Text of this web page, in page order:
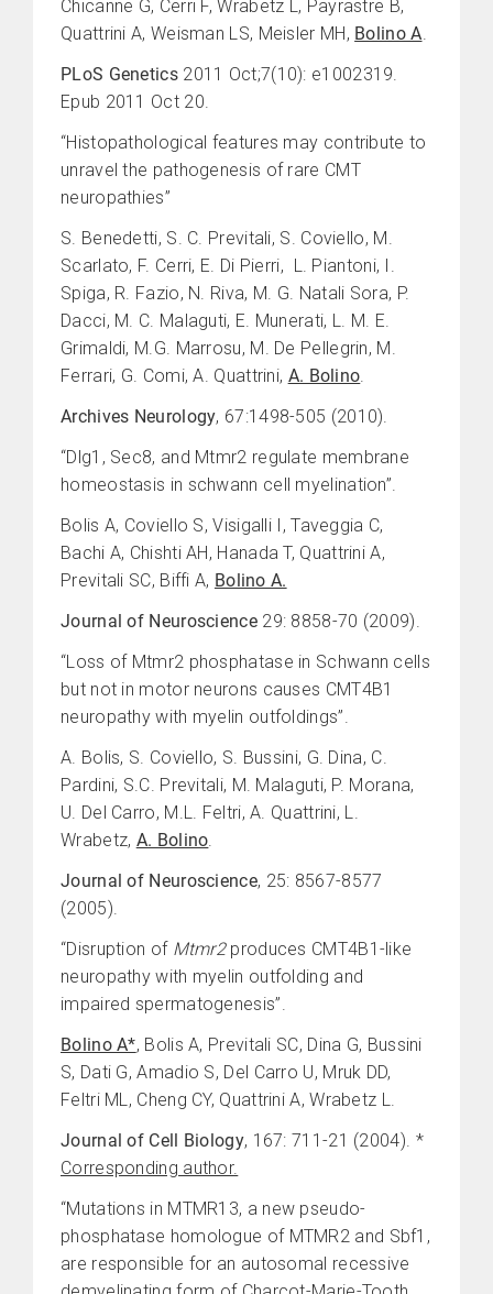
Chicanne G, Cerri F, Wrabetz L, Payrastre B,
Quattrini A, Weisman LS, Meisler MH, Bolino A.
PLoS Genetics2011 Oct;7(10): e1002319.
Epub 2011 Oct 20.
“Histopathological features may contribute to
unravel the pathogenesis of rare CMT
neuropathies”
S. Benedetti, S. C. Previtali, S. Coviello, M.
Scarlato, F. Cerri, E. Di Pierri, L. Piantoni, I.
Spiga, R. Fazio, N. Riva, M. G. Natali Sora, P.
Dacci, M. C. Malaguti, E. Munerati, L. M. E.
Grimaldi, M.G. Marrosu, M. De Pellegrin, M.
Ferrari, G. Comi, A. Quattrini, A. Bolino.
Archives Neurology, 67:1498-505 (2010).
“Dlg1, Sec8, and Mtmr2 regulate membrane
homeostasis in schwann cell myelination”.
Bolis A, Coviello S, Visigalli I, Taveggia C,
Bachi A, Chishti AH, Hanada T, Quattrini A,
Previtali SC, Biffi A, Bolino A.
Journal of Neuroscience29: 8858-70 (2009).
“Loss of Mtmr2 phosphatase in Schwann cells
but not in motor neurons causes CMT4B1
neuropathy with myelin outfoldings”.
A. Bolis, S. Coviello, S. Bussini, G. Dina, C.
Pardini, S.C. Previtali, M. Malaguti, P. Morana,
U. Del Carro, M.L. Feltri, A. Quattrini, L.
Wrabetz, A. Bolino.
Journal of Neuroscience, 25: 8567-8577
(2005).
“Disruption of Mtmr2produces CMT4B1-like
neuropathy with myelin outfolding and
impaired spermatogenesis”.
Bolino A*, Bolis A, Previtali SC, Dina G, Bussini
S, Dati G, Amadio S, Del Carro U, Mruk DD,
Feltri ML, Cheng CY, Quattrini A, Wrabetz L.
Journal of Cell Biology, 167: 711-21 (2004). *
Corresponding author.
“Mutations in MTMR13, a new pseudo-
phosphatase homologue of MTMR2 and Sbf1,
are responsible for an autosomal recessive